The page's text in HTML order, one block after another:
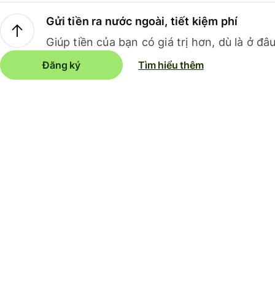
Gửi tiền ra nước ngoài, tiết kiệm phí
Giúp tiền của bạn có giá trị hơn, dù là ở
Đăng ký Tìm hiểu thêm